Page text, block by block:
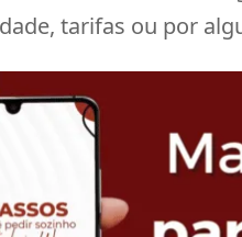
tarifas ou por